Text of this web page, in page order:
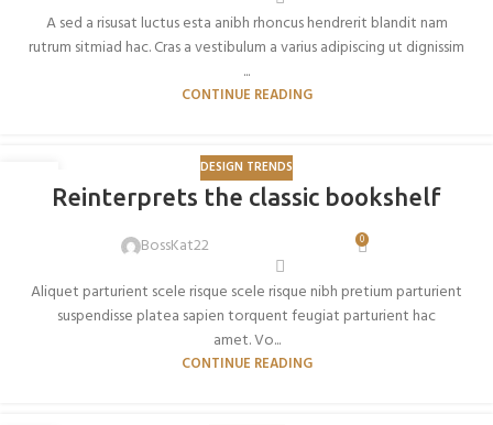
A sed a risusat luctus esta anibh rhoncus hendrerit blandit nam
rutrum sitmiad hac. Cras a vestibulum a varius adipiscing ut dignissim
...
CONTINUE READING
DESIGN TRENDS
Reinterprets the classic bookshelf
BossKat22 0
Aliquet parturient scele risque scele risque nibh pretium parturient
suspendisse platea sapien torquent feugiat parturient hac
amet. Vo...
CONTINUE READING